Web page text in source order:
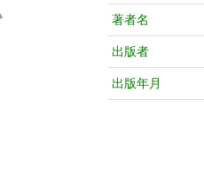
著者名
出版者
出版年月